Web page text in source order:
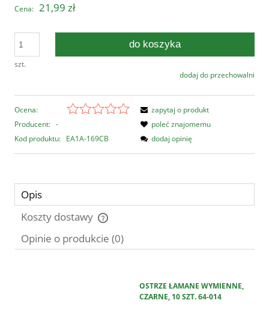
Cena: 21,99 zł
szt.
do koszyka
dodaj do przechowalni
Ocena:
Producent: -
Kod produktu: EA1A-169CB
zapytaj o produkt
poleć znajomemu
dodaj opinię
Opis
Koszty dostawy
Cena nie zawiera ewentualnych kosztów płatności
Opinie o produkcie (0)
OSTRZE ŁAMANE WYMIENNE,
CZARNE, 10 SZT. 64-014